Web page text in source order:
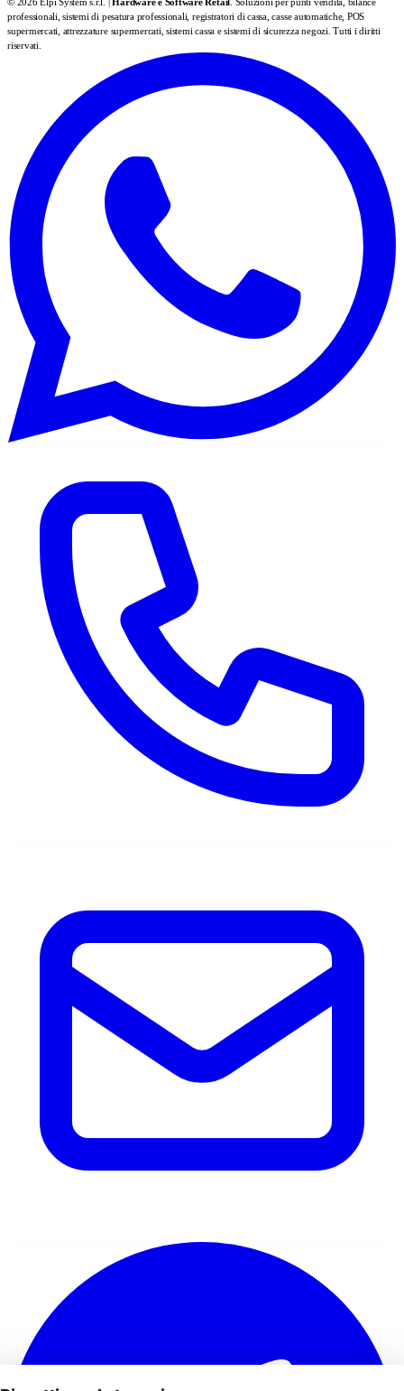
professionali, sistemi di pesatura professionali, registratori di cassa, casse automatiche, POS
supermercati, attrezzature supermercati, sistemi cassa e sistemi di sicurezza negozi. Tutti i diritti
riservati.